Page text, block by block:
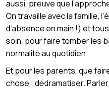
aussi, preuve que
On travaille avec la famille,
d’absence en main !) et
soin, pour faire tomber les
normalité au quotidien.
Et pour les parents, que
chose : dédramatiser.